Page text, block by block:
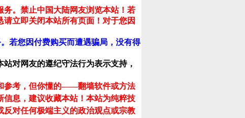
。禁止中国大陆网友浏览本站！若
立即关闭本站所有页面！对于您因
若您因付费购买而遭遇骗局，没有得
对网友的遵纪守法行为表示支持，
参考，但你懂的——翻墙软件或方法
息，建议收藏本站！ 本站为纯粹技
对任何极端主义的政治观点或宗教